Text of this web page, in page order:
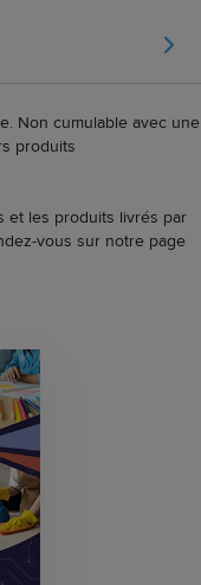
Non cumulable avec une
produits
et les produits livrés par
vous sur notre page